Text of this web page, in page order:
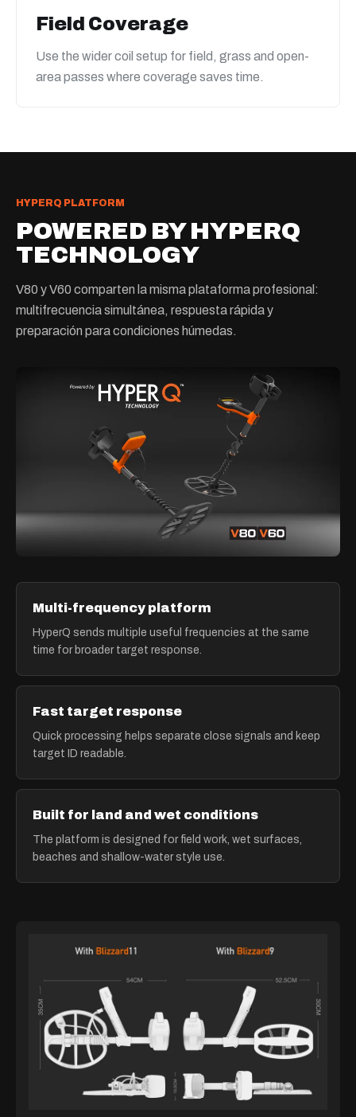
Field Coverage
Use the wider coil setup for field, grass and open-
area passes where coverage saves time.
HYPERQ PLATFORM
POWERED BY HYPERQ
TECHNOLOGY
V80 y V60 comparten la misma plataforma profesional:
multifrecuencia simultánea, respuesta rápida y
preparación para condiciones húmedas.
Multi-frequency platform
HyperQ sends multiple useful frequencies at the same
time for broader target response.
Fast target response
Quick processing helps separate close signals and keep
target ID readable.
Built for land and wet conditions
The platform is designed for field work, wet surfaces,
beaches and shallow-water style use.